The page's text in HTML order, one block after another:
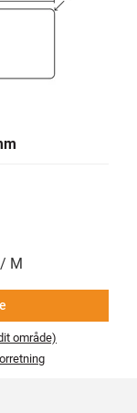
M
område)